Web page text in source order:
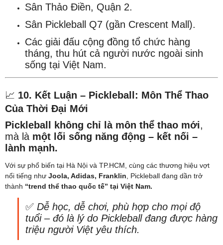
Sân Thảo Điền, Quận 2.
Sân Pickleball Q7 (gần Crescent Mall).
Các giải đấu cộng đồng tổ chức hàng
tháng, thu hút cả người nước ngoài sinh
sống tại Việt Nam.
📈 10. Kết Luận – Pickleball: Môn Thể Thao
Của Thời Đại Mới
Pickleball không chỉ là môn thể thao mới,
mà là một lối sống năng động – kết nối –
lành mạnh.
Với sự phổ biến tại Hà Nội và TP.HCM, cùng các thương hiệu vợt
nổi tiếng như Joola, Adidas, Franklin , Pickleball đang dần trở
thành “trend thể thao quốc tế” tại Việt Nam.
✅ Dễ học, dễ chơi, phù hợp cho mọi độ
tuổi – đó là lý do Pickleball đang được hàng
triệu người Việt yêu thích.